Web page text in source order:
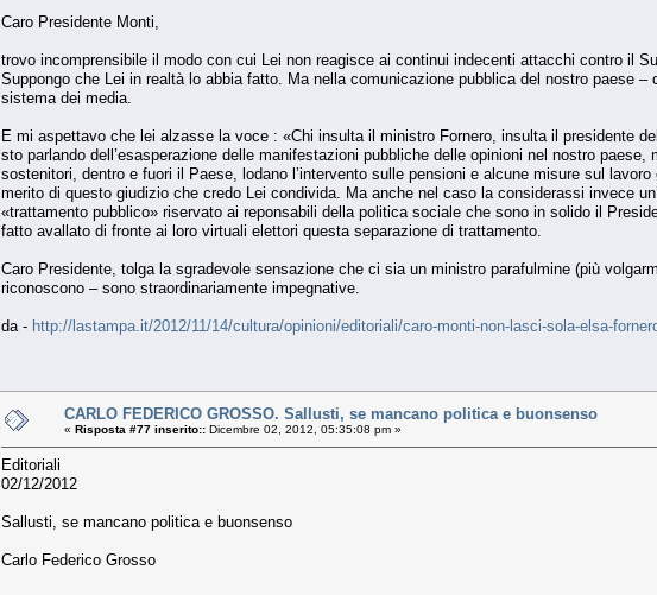
Caro Presidente Monti,
trovo incomprensibile il modo con cui Lei non reagisce ai continui indecenti attacchi contro il
Suppongo che Lei in realtà lo abbia fatto. Ma nella comunicazione pubblica del nostro paese
sistema dei media.
E mi aspettavo che lei alzasse la voce : «Chi insulta il ministro Fornero, insulta il presidente
sto parlando dell’esasperazione delle manifestazioni pubbliche delle opinioni nel nostro
sostenitori, dentro e fuori il Paese, lodano l’intervento sulle pensioni e alcune misure sul
merito di questo giudizio che credo Lei condivida. Ma anche nel caso la considerassi invece
«trattamento pubblico» riservato ai reponsabili della politica sociale che sono in solido il
fatto avallato di fronte ai loro virtuali elettori questa separazione di trattamento.
Caro Presidente, tolga la sgradevole sensazione che ci sia un ministro parafulmine (più
riconoscono – sono straordinariamente impegnative.
da - http://lastampa.it/2012/11/14/cultura/opinioni/editoriali/caro-monti-non-lasci-sola-elsa-
CARLO FEDERICO GROSSO. Sallusti, se mancano politica e buonsenso
« Risposta #77 inserito:: Dicembre 02, 2012, 05:35:08 pm »
Editoriali
02/12/2012
Sallusti, se mancano politica e buonsenso
Carlo Federico Grosso